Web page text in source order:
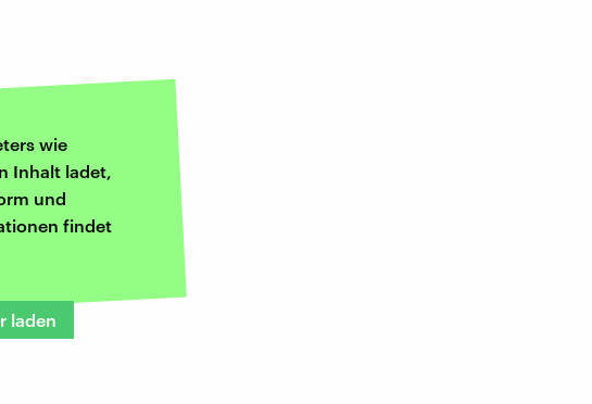
wie
Inhalt ladet,
und
findet
laden